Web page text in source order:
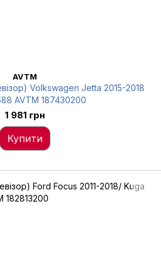
AVTM
Volkswagen Jetta 2015-2018
AVTM 187430200
1 981 грн
Купити